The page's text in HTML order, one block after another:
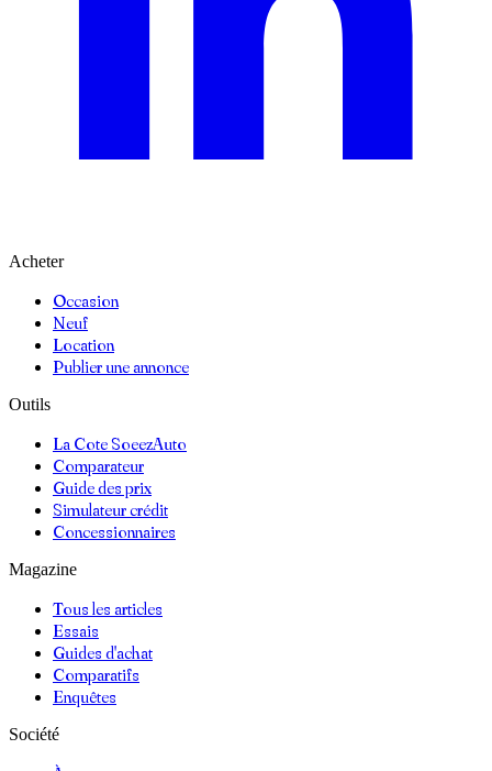
Acheter
Occasion
Neuf
Location
Publier une annonce
Outils
La Cote SoeezAuto
Comparateur
Guide des prix
Simulateur crédit
Concessionnaires
Magazine
Tous les articles
Essais
Guides d'achat
Comparatifs
Enquêtes
Société